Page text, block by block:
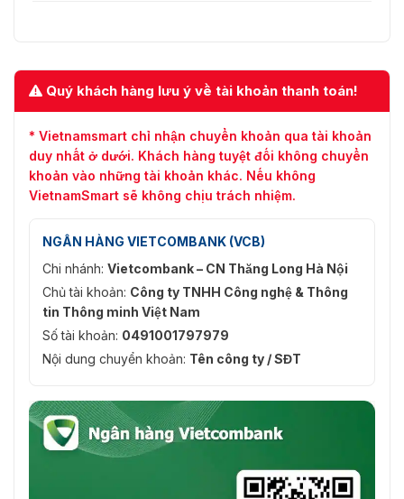
Quý khách hàng lưu ý về tài khoản thanh toán!
* Vietnamsmart chỉ nhận chuyển khoản qua tài khoản
duy nhất ở dưới. Khách hàng tuyệt đối không chuyển
khoản vào những tài khoản khác. Nếu không
VietnamSmart sẽ không chịu trách nhiệm.
NGÂN HÀNG VIETCOMBANK (VCB)
Chi nhánh: Vietcombank – CN Thăng Long Hà Nội
Chủ tài khoản: Công ty TNHH Công nghệ & Thông
tin Thông minh Việt Nam
Số tài khoản: 0491001797979
Nội dung chuyển khoản: Tên công ty / SĐT